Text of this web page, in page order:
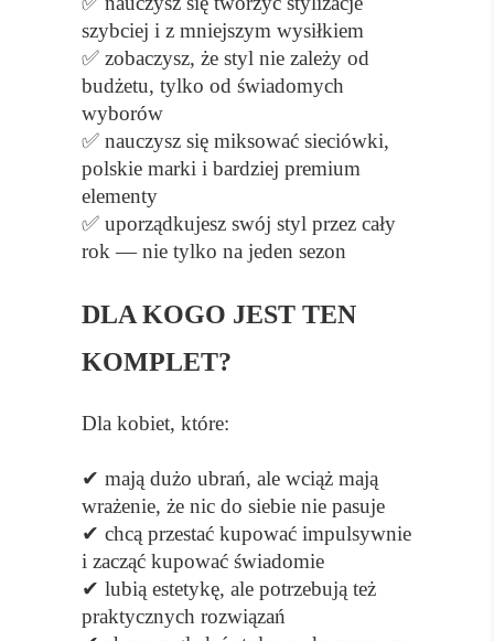
szybciej i z mniejszym wysiłkiem
✅ zobaczysz, że styl nie zależy od
budżetu, tylko od świadomych
wyborów
✅ nauczysz się miksować sieciówki,
polskie marki i bardziej premium
elementy
✅ uporządkujesz swój styl przez cały
rok — nie tylko na jeden sezon
DLA KOGO JEST TEN
KOMPLET?
Dla kobiet, które:
✔ mają dużo ubrań, ale wciąż mają
wrażenie, że nic do siebie nie pasuje
✔ chcą przestać kupować impulsywnie
i zacząć kupować świadomie
✔ lubią estetykę, ale potrzebują też
praktycznych rozwiązań